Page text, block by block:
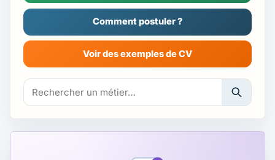
Comment postuler ?
Voir des exemples de CV
Rechercher un exemple de CV ou un métier